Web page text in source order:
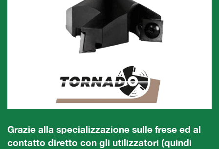
Grazie alla specializzazione sulle frese ed al
contatto diretto con gli utilizzatori (quindi